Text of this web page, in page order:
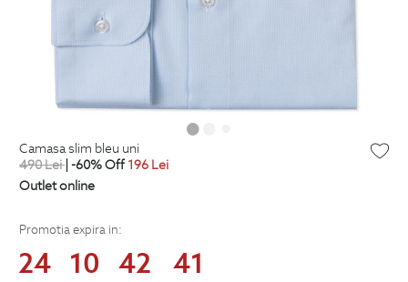
camasa slim bleu uni
490Lei| -60% Off 196 Lei
Outlet online
Promotia expira in:
24 10 42 40